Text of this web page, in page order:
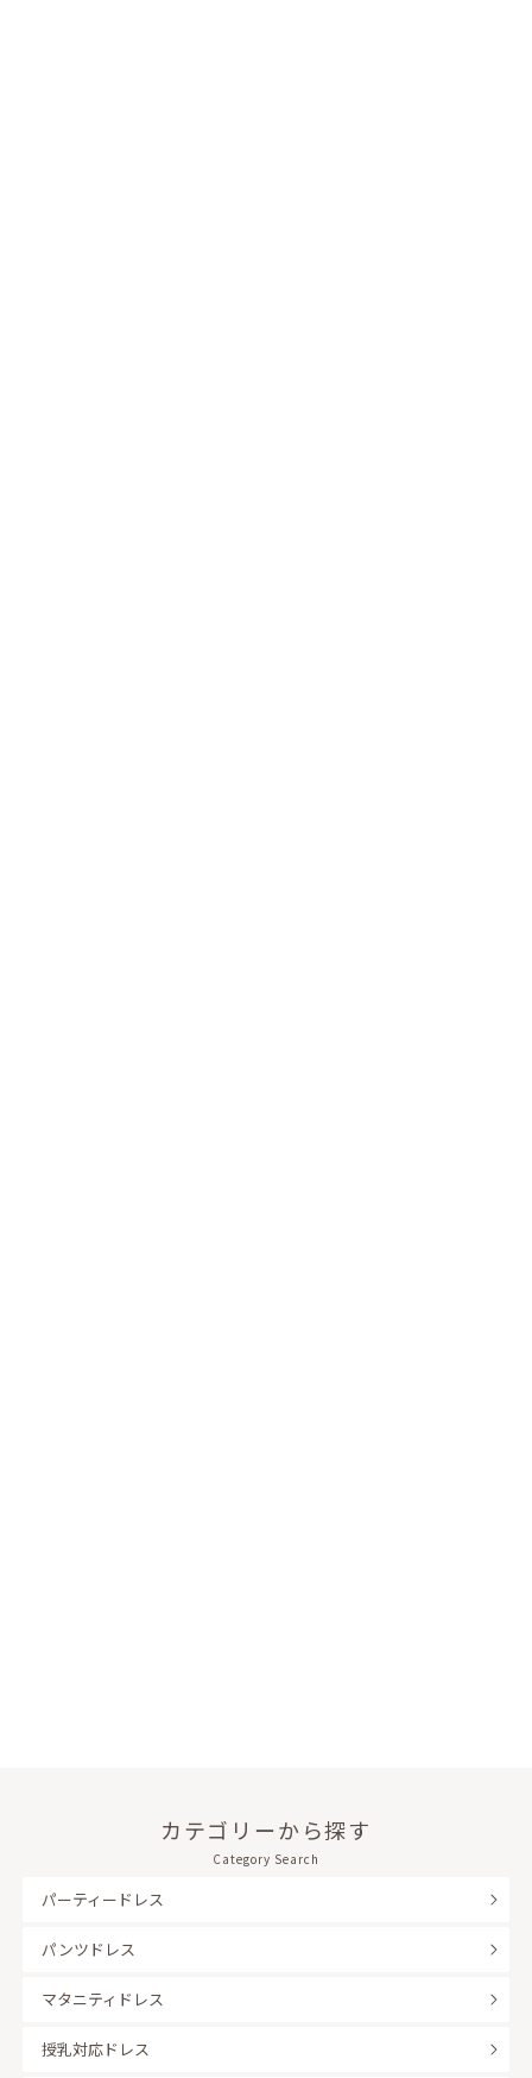
カテゴリーから探す
Category Search
パーティードレス
パンツドレス
マタニティドレス
授乳対応ドレス